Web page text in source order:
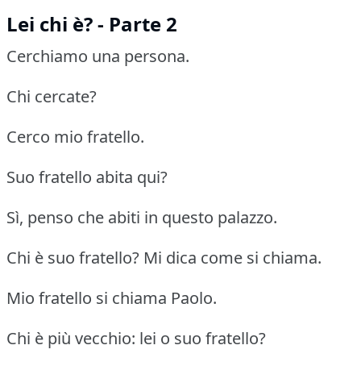
Lei chi è? - Parte 2
Cerchiamo una persona.
Chi cercate?
Cerco mio fratello.
Suo fratello abita qui?
Sì, penso che abiti in questo palazzo.
Chi è suo fratello? Mi dica come si chiama.
Mio fratello si chiama Paolo.
Chi è più vecchio: lei o suo fratello?